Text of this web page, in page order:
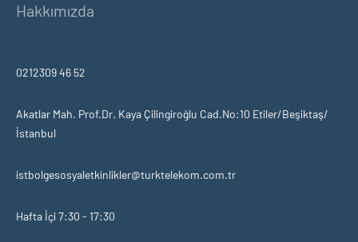
Hakkımızda
0212309 46 52
Akatlar Mah. Prof.Dr. Kaya Çilingiroğlu Cad.No:10 Etiler/Beşiktaş/
İstanbul
istbolgesosyaletkinlikler@turktelekom.com.tr
Hafta İçi 7:30 - 17:30